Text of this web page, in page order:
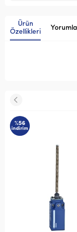
Ürün
Özellikleri
%56
indirim